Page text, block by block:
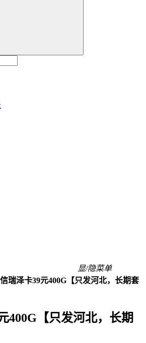
显/隐菜单
瑞泽卡39元400G【只发河北，长期套
400G【只发河北，长期